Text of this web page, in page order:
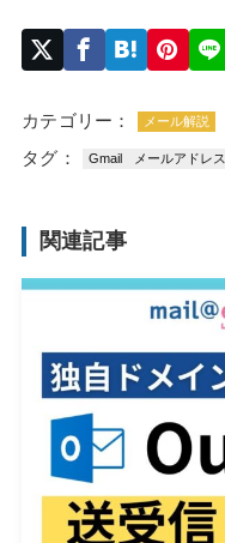
カテゴリー： メール解説
タグ： Gmail メールアドレス
関連記事